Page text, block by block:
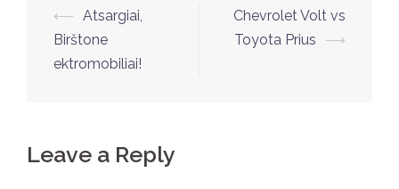
Post
navigation
⟵ Atsargiai,
Birštone
ektromobiliai!
Chevrolet Volt vs
Toyota Prius
⟶
Leave a Reply